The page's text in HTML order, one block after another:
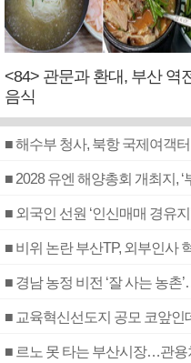
<84> 관문과 환대, 부산 역
음식
■ 해수부 청사, 북항 국제여객
■ 2028 유엔 해양총회 개최지, ‘
■ 외국인 선원 ‘인신매매 경유
■ 비위 논란 부산TP, 외부인사
■ 경남 농정 비전 ‘잘 사는 농
■ 교육혁신선도지 공모 코앞인
■ 르노 못 타는 부산시장…관용